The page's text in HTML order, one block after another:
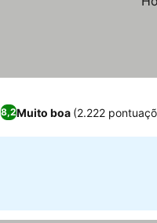
8,2Muito boa (2.222